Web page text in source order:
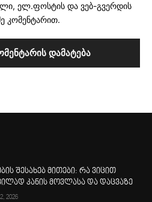
ელ.ფოსტის და ვებ-გვერდის
კომენტარით.
შესახებ მითები: რა ვიცით
კანის მოვლასა და დაცვაზე
2026